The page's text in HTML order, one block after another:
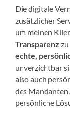
Die digitale
zusätzlicher
um meinen
Transparenz
echte,
unverzichtbar
also auch
des
persönliche